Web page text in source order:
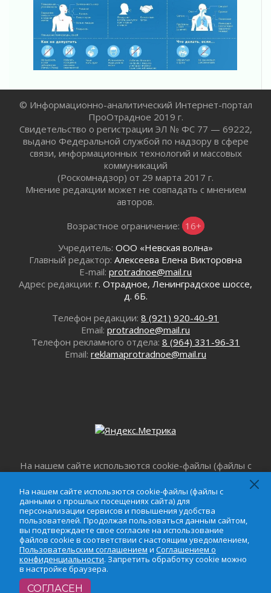
В Ивангороде назвали новых почетных
граждан Ленинградской области
02 августа 2026
Готовность №1
02 августа 2026
отправили на реставрацию
02 августа 2026
Ленобласть внедрила передовую подготовку
операторов БПЛА
02 августа 2026
В Ивангороде появилась «Избушка-
воробушка»
02 августа 2026
Юхла, мука, кантеле и Водяной
Лето катится с горки
В Ленобласти открылась экспозиция к 150-
летию Билибина
01 августа 2026
01 августа 2026
Болезнь девственниц и вампиров
01 августа 2026
Безмолвный крик о помощи
Все силы в кулак
01 августа 2026
Айда на пляж!
01 августа 2026
Один в поле — не воин
01 августа 2026
Пик топливного кризиса в регионе прошёл
31 июля 2026
© Информационно-аналитический Интернет-портал
ПроОтрадное 2019 г.
Свидетельство о регистрации ЭЛ № ФС 77 — 69222,
выдано Федеральной службой по надзору в сфере
связи, информационных технологий и массовых
коммуникаций
(Роскомнадзор) от 29 марта 2017 г.
Мнение редакции может не совпадать с мнением
авторов.
Возрастное ограничение: 16+
Учредитель: ООО «Невская волна»
Главный редактор: Алексеева Елена Викторовна
E-mail: protradnoe@mail.ru
Адрес редакции: г. Отрадное, Ленинградское шоссе,
д. 6Б.
Телефон редакции: 8 (921) 920-40-91
Email: protradnoe@mail.ru
Телефон рекламного отдела: 8 (964) 331-96-31
Email: reklamaprotradnoe@mail.ru
На нашем сайте использются cookie-файлы (файлы с
персонализации сервисов и повышения удобства
пользователей. Продолжая пользоваться данным
сайтом, вы подтверждаете свое согласие на
использование файлов cookie в соответствии с
настоящим уведомлением,Пользовательским
соглашениемиСоглашением о
конфиденциальности. Запретить обработку cookie
можно в настройке браузера.
На нашем сайте использются cookie-файлы (файлы с
данными о прошлых посещениях сайта) для
персонализации сервисов и повышения удобства
пользователей. Продолжая пользоваться данным сайтом,
вы подтверждаете свое согласие на использование
файлов cookie в соответствии с настоящим уведомлением,
Пользовательским соглашением и Соглашением о
конфиденциальности. Запретить обработку cookie можно
в настройке браузера.
СОГЛАСЕН